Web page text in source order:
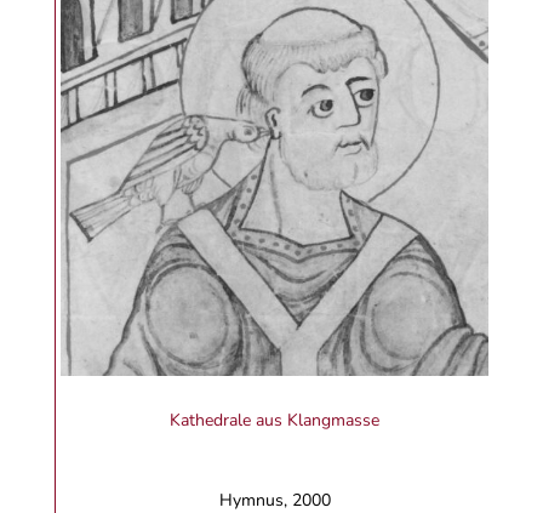
Kathedrale aus Klangmasse
Hymnus, 2000